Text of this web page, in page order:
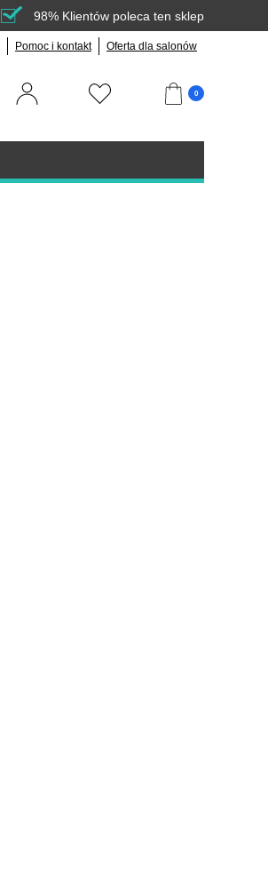
98% Klientów poleca ten sklep
Pomoc i kontakt Oferta dla salonów
0